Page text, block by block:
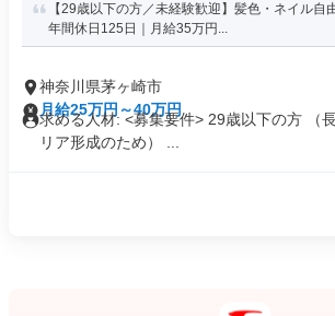
【29歳以下の方／未経験歓迎】髪色・ネイル自
年間休日125日｜月給35万円...
神奈川県茅ヶ崎市
月給25万円～40万円
求める人材: <募集要件> 29歳以下の方 （
リア形成のため） ...